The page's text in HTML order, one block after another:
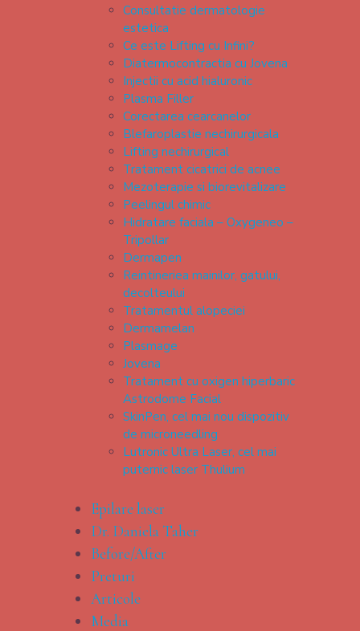
Consultatie dermatologie
estetica
Ce este Lifting cu Infini?
Diatermocontractia cu Jovena
Injectii cu acid hialuronic
Plasma Filler
Corectarea cearcanelor
Blefaroplastie nechirurgicala
Lifting nechirurgical
Tratament cicatrici de acnee
Mezoterapie si biorevitalizare
Peelingul chimic
Hidratare faciala – Oxygeneo –
Tripollar
Dermapen
Reintineriea mainilor, gatului,
decolteului
Tratamentul alopeciei
Dermamelan
Plasmage
Jovena
Tratament cu oxigen hiperbaric
Astrodome Facial
SkinPen, cel mai nou dispozitiv
de microneedling
Lutronic Ultra Laser, cel mai
puternic laser Thulium
Epilare laser
Dr. Daniela Taher
Before/After
Preturi
Articole
Media